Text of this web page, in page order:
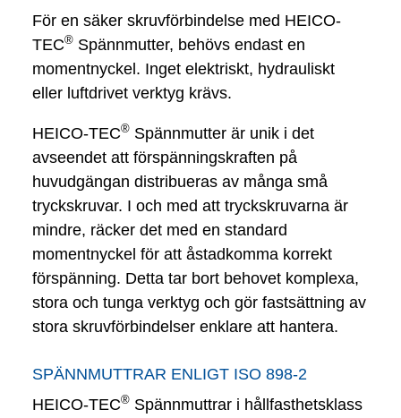
För en säker skruvförbindelse med HEICO-
TEC® Spännmutter, behövs endast en
momentnyckel. Inget elektriskt, hydrauliskt
eller luftdrivet verktyg krävs.
HEICO-TEC® Spännmutter är unik i det
avseendet att förspänningskraften på
huvudgängan distribueras av många små
tryckskruvar. I och med att tryckskruvarna är
mindre, räcker det med en standard
momentnyckel för att åstadkomma korrekt
förspänning. Detta tar bort behovet komplexa,
stora och tunga verktyg och gör fastsättning av
stora skruvförbindelser enklare att hantera.
SPÄNNMUTTRAR ENLIGT ISO 898-2
HEICO-TEC® Spännmuttrar i hållfasthetsklass